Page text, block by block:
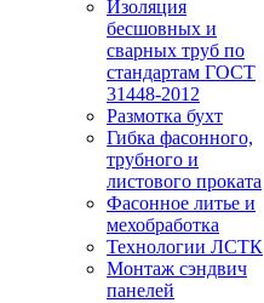
Изоляция
бесшовных и
сварных труб по
стандартам ГОСТ
31448-2012
Размотка бухт
Гибка фасонного,
трубного и
листового проката
Фасонное литье и
мехобработка
Технологии ЛСТК
Монтаж сэндвич
панелей